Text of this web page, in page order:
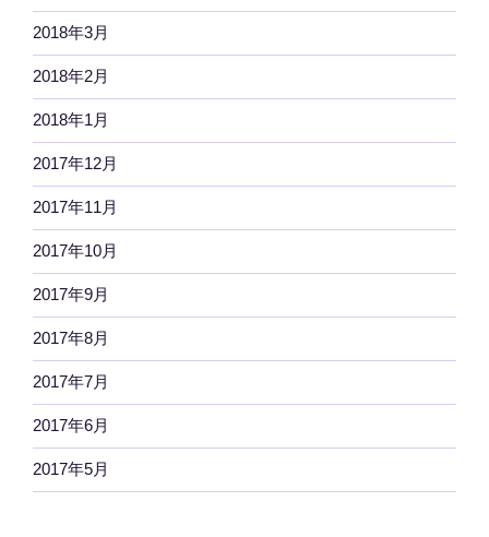
2018年3月
2018年2月
2018年1月
2017年12月
2017年11月
2017年10月
2017年9月
2017年8月
2017年7月
2017年6月
2017年5月